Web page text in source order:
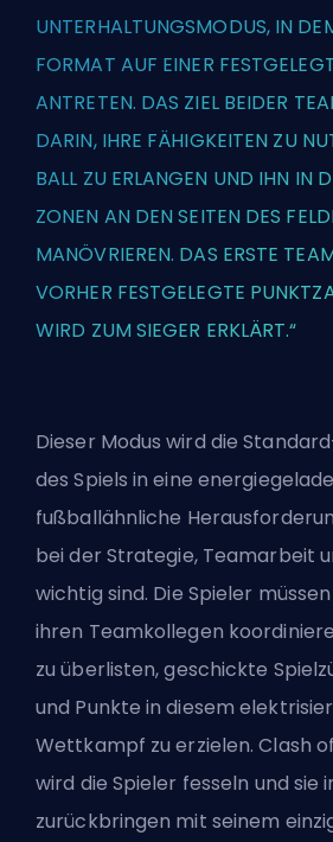
UNTERHALTUNGSMODUS, IN
FORMAT AUF EINER
ANTRETEN. DAS ZIEL BEIDER
DARIN, IHRE FÄHIGKEITEN ZU
BALL ZU ERLANGEN UND IHN IN
ZONEN AN DEN SEITEN DES
MANÖVRIEREN. DAS ERSTE
VORHER FESTGELEGTE
WIRD ZUM SIEGER ERKLÄRT.“
Dieser Modus wird die
des Spiels in eine
fußballähnliche
bei der Strategie, Teamarbeit
wichtig sind. Die Spieler
ihren Teamkollegen
zu überlisten, geschickte
und Punkte in diesem
Wettkampf zu erzielen. Clash
wird die Spieler fesseln und sie
zurückbringen mit seinem